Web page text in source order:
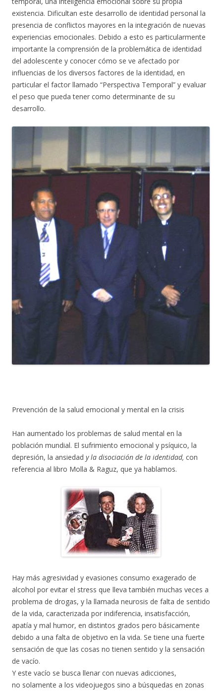
existencia. Dificultan este desarrollo de identidad personal la
presencia de conflictos mayores en la integración de nuevas
experiencias emocionales. Debido a esto es particularmente
importante la comprensión de la problemática de identidad
del adolescente y conocer cómo se ve afectado por
influencias de los diversos factores de la identidad, en
particular el factor llamado “Perspectiva Temporal” y evaluar
el peso que pueda tener como determinante de su
desarrollo.
Prevención de la salud emocional y mental en la crisis
Han aumentado los problemas de salud mental en la
población mundial. El sufrimiento emocional y psíquico, la
depresión, la ansiedad y la disociación de la identidad, con
referencia al libro Molla & Raguz, que ya hablamos.
Hay más agresividad y evasiones consumo exagerado de
alcohol por evitar el stress que lleva también muchas veces a
problema de drogas, y la llamada neurosis de falta de sentido
de la vida, caracterizada por indiferencia, insatisfacción,
apatía y mal humor, en distintos grados pero básicamente
debido a una falta de objetivo en la vida. Se tiene una fuerte
sensación de que las cosas no tienen sentido y la sensación
de vacío.
Y este vacío se busca llenar con nuevas adicciones,
no solamente a los videojuegos sino a búsquedas en zonas